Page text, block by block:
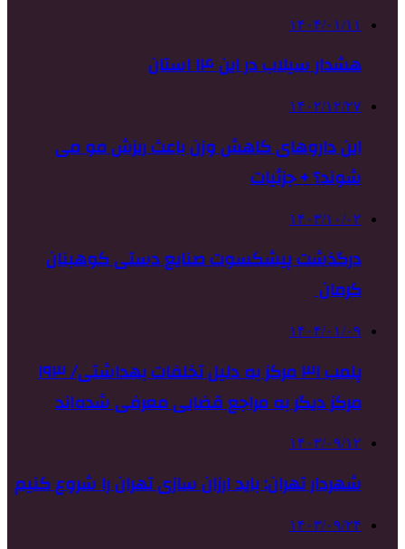
۱۴۰۴/۰۱/۱۱
هشدار سیلاب در این ۱۴ استان
۱۴۰۲/۱۲/۲۷
این داروهای کاهش وزن باعث ریزش مو می
شوند؟ + جزئیات
۱۴۰۳/۱۰/۰۲
درگذشت پیشکسوت صنایع دستی کوهبنان
کرمان
۱۴۰۴/۰۱/۰۹
پلمب ۳۱ مرکز به دلیل تخلفات بهداشتی/ ۱۹۳
مرکز دیگر به مراجع قضایی معرفی شده‌اند
۱۴۰۳/۰۹/۱۲
شهردار تهران: باید ارزان سازی تهران را شروع کنیم
۱۴۰۳/۰۹/۲۴